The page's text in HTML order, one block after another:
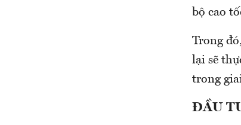
bộ cao
Trong
lại sẽ
trong
ĐẦU